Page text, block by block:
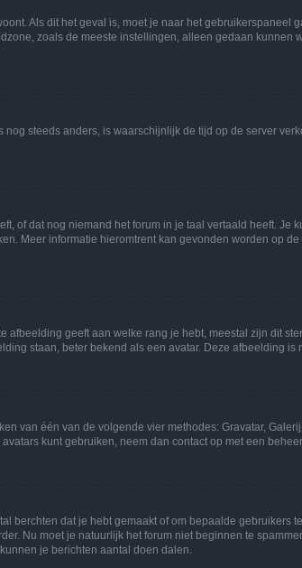
Als dit het geval is, moet je naar het gebruikerspaneel
zoals de meeste instellingen, alleen gedaan
steeds anders, is waarschijnlijk de tijd op de server
of dat nog niemand het forum in je taal vertaald heeft. Je
Meer informatie hieromtrent kan gevonden worden op
geeft aan welke rang je hebt, meestal zijn dit
staan, beter bekend als een avatar. Deze afbeelding
van één van de volgende vier methodes: Gravatar,
kunt gebruiken, neem dan contact op met een
dat je hebt gemaakt of om bepaalde gebruikers
Nu moet je natuurlijk het forum niet beginnen te
je berichten aantal doen dalen.